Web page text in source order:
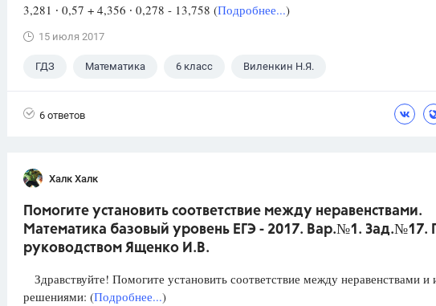
3,281 ∙ 0,57 + 4,356 ∙ 0,278 - 13,758 (Подробнее...)
15 июля 2017
ГДЗ Математика 6 класс Виленкин Н.Я.
6 ответов
Халк Халк
Помогите установить соответствие между неравенствами.
Математика базовый уровень ЕГЭ - 2017. Вар.№1. Зад.№17.
руководством Ященко И.В.
Здравствуйте! Помогите установить соответствие между неравенствами и
решениями: (Подробнее...)